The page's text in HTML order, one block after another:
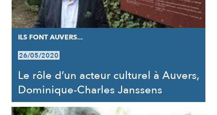
ILS FONT AUVERS...
26/05/2020
Le rôle d’un acteur culturel à Auvers,
Dominique-Charles Janssens